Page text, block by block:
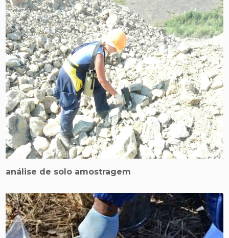
análise de solo amostragem